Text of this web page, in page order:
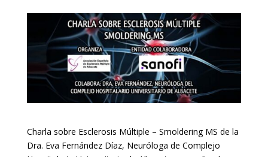
Charla sobre Esclerosis Múltiple – Smoldering MS de la
Dra. Eva Fernández Díaz, Neuróloga de Complejo